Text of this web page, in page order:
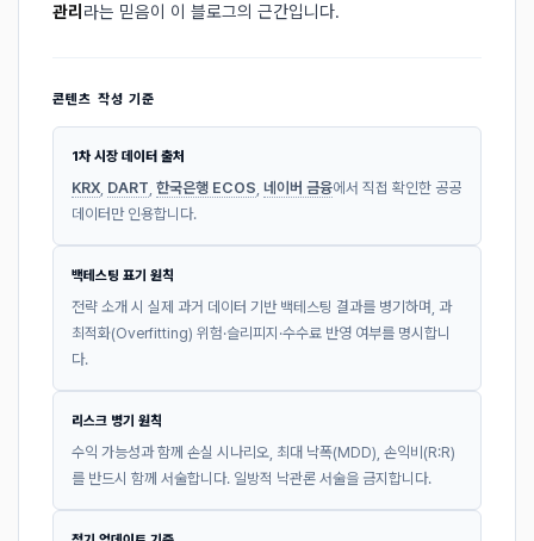
관리 라는 믿음이 이 블로그의 근간입니다.
콘텐츠 작성 기준
1차 시장 데이터 출처
KRX DART 한국은행 ECOS 네이버 금융에서 직접 확인한 공공
데이터만 인용합니다.
백테스팅 표기 원칙
전략 소개 시 실제 과거 데이터 기반 백테스팅 결과를 병기하며, 과
최적화(Overfitting) 위험·슬리피지·수수료 반영 여부를 명시합니
다.
리스크 병기 원칙
수익 가능성과 함께 손실 시나리오, 최대 낙폭(MDD), 손익비(R:R)
를 반드시 함께 서술합니다. 일방적 낙관론 서술을 금지합니다.